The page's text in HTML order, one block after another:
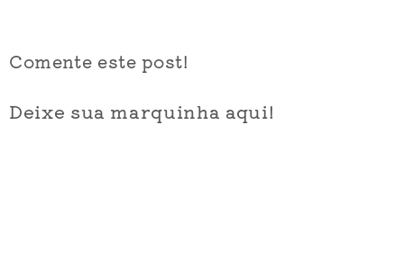
Comente este post!
Deixe sua marquinha aqui!